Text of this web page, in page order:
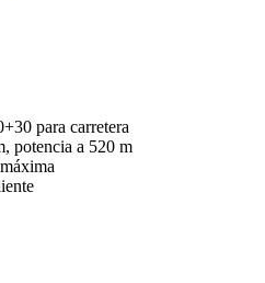
para carretera
potencia a 520 m